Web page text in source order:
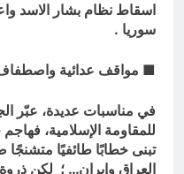
اسقاط نظام بشار الاسد
سوريا .
■ مواقف عدائية
في مناسبات عديدة، عبّر
للمقاومة الإسلامية،
تبنى خطابًا طائفيًا
العراق وإيران… ؛ لكن